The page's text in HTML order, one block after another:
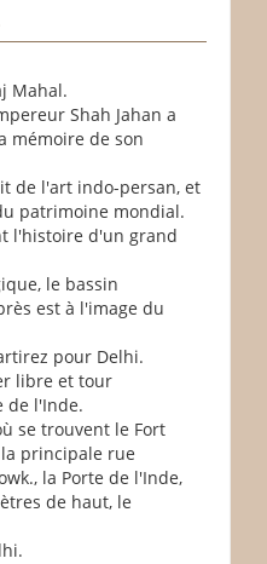
Mahal.
Shah Jahan a
mémoire de son
de l'art indo-persan, et
patrimoine mondial.
l'histoire d'un grand
le bassin
est à l'image du
pour Delhi.
libre et tour
de l'Inde.
se trouvent le Fort
la principale rue
la Porte de l'Inde,
de haut, le